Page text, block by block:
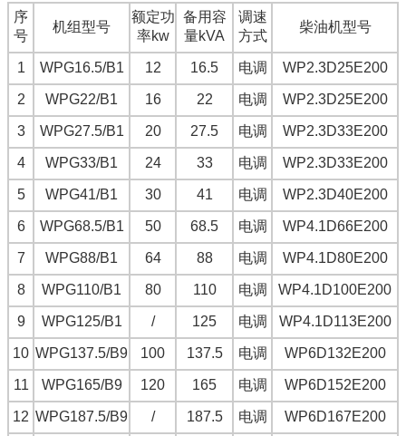
序
号
机组型号
额定功
率kw
备用容
量kVA
调速
方式
柴油机型号
1 WPG16.5/B1 12 16.5 电调 WP2.3D25E200
2 WPG22/B1 16 22 电调 WP2.3D25E200
3 WPG27.5/B1 20 27.5 电调 WP2.3D33E200
4 WPG33/B1 24 33 电调 WP2.3D33E200
5 WPG41/B1 30 41 电调 WP2.3D40E200
6 WPG68.5/B1 50 68.5 电调 WP4.1D66E200
7 WPG88/B1 64 88 电调 WP4.1D80E200
8 WPG110/B1 80 110 电调 WP4.1D100E200
9 WPG125/B1 / 125 电调 WP4.1D113E200
10 WPG137.5/B9 100 137.5 电调 WP6D132E200
11 WPG165/B9 120 165 电调 WP6D152E200
12 WPG187.5/B9 / 187.5 电调 WP6D167E200